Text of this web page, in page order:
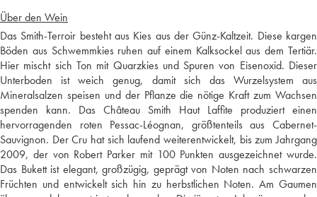
Über den Wein
Das Smith-Terroir besteht aus Kies aus der Günz-Kaltzeit. Diese kargen
Böden aus Schwemmkies ruhen auf einem Kalksockel aus dem Tertiär.
Hier mischt sich Ton mit Quarzkies und Spuren von Eisenoxid. Dieser
Unterboden ist weich genug, damit sich das Wurzelsystem aus
Mineralsalzen speisen und der Pflanze die nötige Kraft zum Wachsen
spenden kann. Das Château Smith Haut Laffite produziert einen
hervorragenden roten Pessac-Léognan, größtenteils aus Cabernet-
Sauvignon. Der Cru hat sich laufend weiterentwickelt, bis zum Jahrgang
2009, der von Robert Parker mit 100 Punkten ausgezeichnet wurde.
Das Bukett ist elegant, großzügig, geprägt von Noten nach schwarzen
Früchten und entwickelt sich hin zu herbstlichen Noten. Am Gaumen